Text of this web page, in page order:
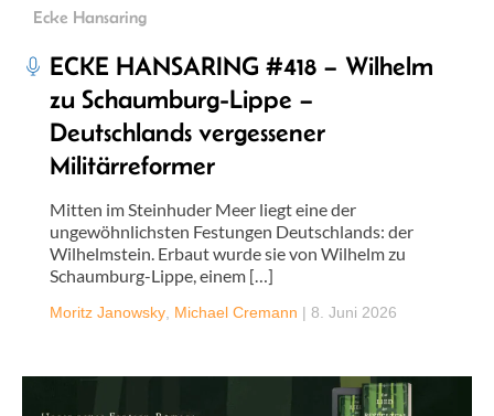
Ecke Hansaring
ECKE HANSARING #418 – Wilhelm
zu Schaumburg-Lippe –
Deutschlands vergessener
Militärreformer
Mitten im Steinhuder Meer liegt eine der
ungewöhnlichsten Festungen Deutschlands: der
Wilhelmstein. Erbaut wurde sie von Wilhelm zu
Schaumburg-Lippe, einem […]
Moritz Janowsky Michael Cremann | 8. Juni 2026